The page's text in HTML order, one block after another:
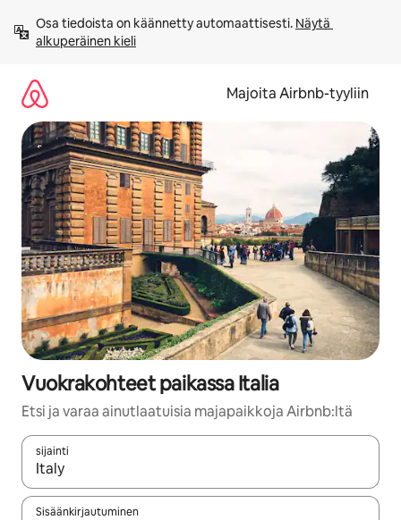
sisältö
väliin
Osa tiedoista on käännetty automaattisesti. Näytä
alkuperäinen kieli
Majoita Airbnb-tyyliin
Vuokrakohteet paikassa Italia
Etsi ja varaa ainutlaatuisia majapaikkoja Airbnb:ltä
sijainti
Kun tulokset ovat saatavilla, navigoi ylös- ja alas-
Sisäänkirjautuminen